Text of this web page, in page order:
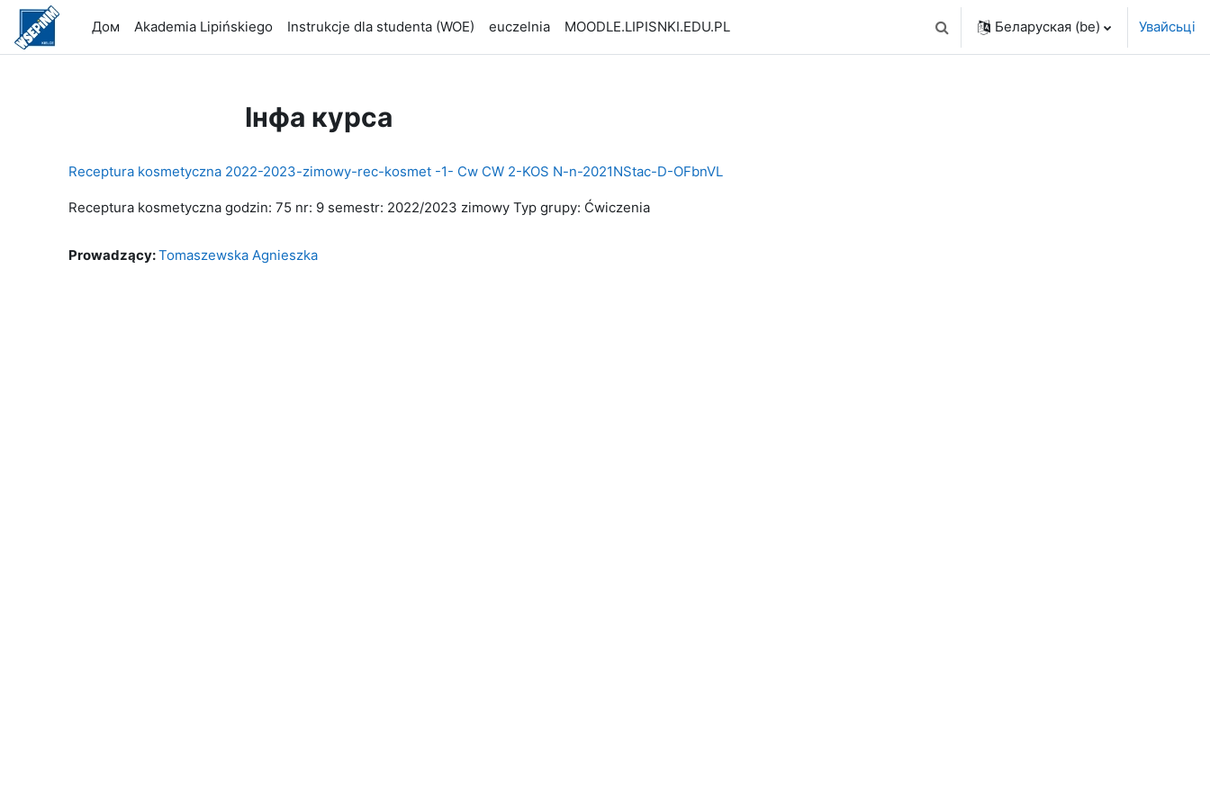
Прапусьціць да асноўнага кантэнту
Дом
Akademia Lipińskiego Instrukcje dla studenta (WOE) euczelnia MOODLE.LIPISNKI.EDU.PL Пераключыць увод пошуку
Беларуская ‎(be)‎ Увайсьці
Інфа курса
Receptura kosmetyczna 2022-2023-zimowy-rec-kosmet -1- Cw CW 2-KOS N-n-2021NStac-D-OFbnVL
Receptura kosmetyczna godzin: 75 nr: 9 semestr: 2022/2023 zimowy Typ grupy: Ćwiczenia
Prowadzący:Tomaszewska Agnieszka